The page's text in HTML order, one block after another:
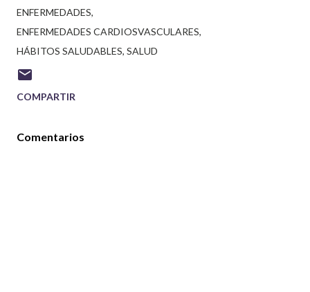
ENFERMEDADES
ENFERMEDADES CARDIOSVASCULARES
HÁBITOS SALUDABLES SALUD
COMPARTIR
Comentarios